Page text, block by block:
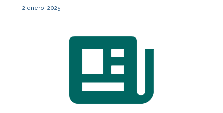
2 enero, 2025